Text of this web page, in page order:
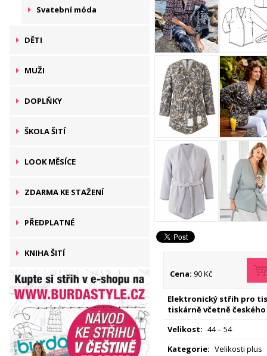
Svatební móda
DĚTI
MUŽI
DOPLŇKY
ŠKOLA ŠITÍ
LOOK MĚSÍCE
ZDARMA KE STAŽENÍ
PŘEDPLATNÉ
KNIHA ŠITÍ
Cena: 90 Kč
Elektronický střih pro
tiskárně včetně českého
Velikost: 44 – 54
Kategorie: Velikosti plus